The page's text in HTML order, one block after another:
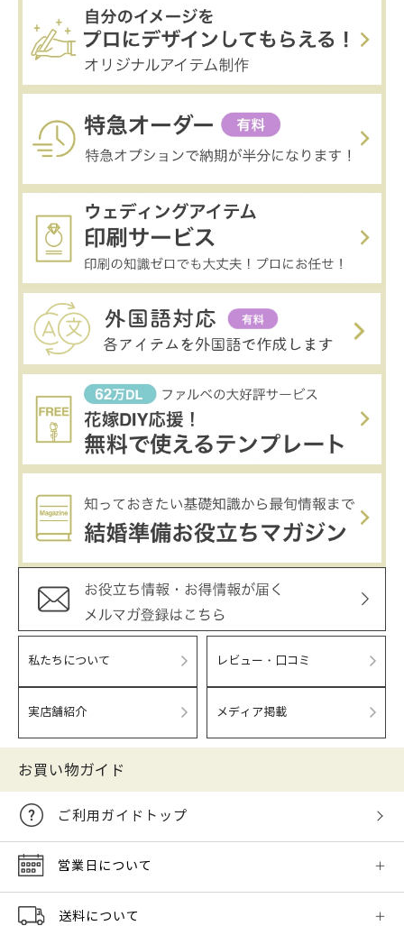
私たちについて レビュー・口コミ
実店舗紹介 メディア掲載
お買い物ガイド
ご利用ガイドトップ
営業日について
送料について